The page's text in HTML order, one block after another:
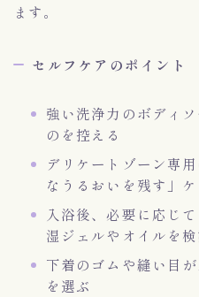
ます。
セルフケアのポイント
強い洗浄力のボディ
のを控える
デリケートゾーン専
なうるおいを残す」
入浴後、必要に応じ
湿ジェルやオイルを検
下着のゴムや縫い目
を選ぶ